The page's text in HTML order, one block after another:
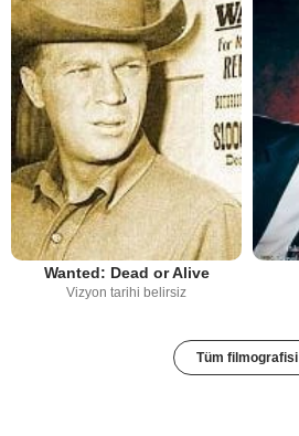
Wanted: Dead or Alive
Vizyon tarihi belirsiz
Tüm filmografisi